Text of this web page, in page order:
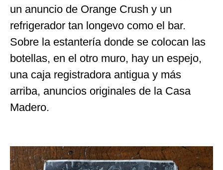
un anuncio de Orange Crush y un
refrigerador tan longevo como el bar.
Sobre la estantería donde se colocan las
botellas, en el otro muro, hay un espejo,
una caja registradora antigua y más
arriba, anuncios originales de la Casa
Madero.